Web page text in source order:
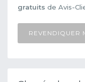
gratuits de Avis-
REVENDIQUER